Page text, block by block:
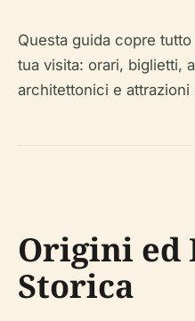
Questa guida copre
tua visita: orari, biglietti,
architettonici e
Origini ed
Storica